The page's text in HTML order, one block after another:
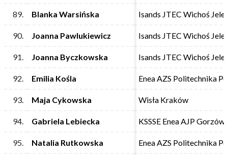
89. Blanka Warsińska Isands JTEC Wichoś
90. Joanna Pawlukiewicz Isands JTEC Wichoś
91. Joanna Byczkowska Isands JTEC Wichoś
92. Emilia Kośla Enea AZS Politechnika
93. Maja Cykowska Wisła Kraków
94. Gabriela Lebiecka KSSSE Enea AJP
95. Natalia Rutkowska Enea AZS Politechnika
89. Blanka Warsińska Isands JTEC Wichoś
90. Joanna Pawlukiewicz Isands JTEC Wichoś
91. Joanna Byczkowska Isands JTEC Wichoś
92. Emilia Kośla Enea AZS Politechnika
93. Maja Cykowska Wisła Kraków
94. Gabriela Lebiecka KSSSE Enea AJP
95. Natalia Rutkowska Enea AZS Politechnika